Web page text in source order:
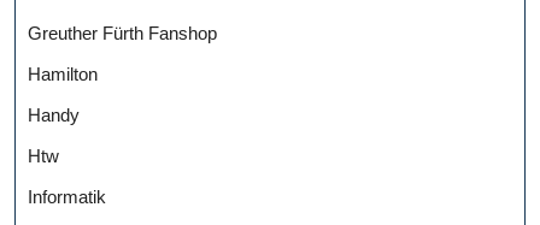
Greuther Fürth Fanshop
Hamilton
Handy
Htw
Informatik